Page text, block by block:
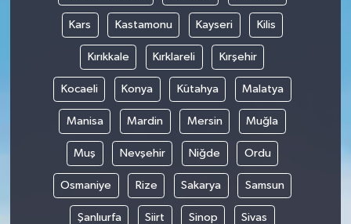
Kars Kastamonu Kayseri Kilis
Kırıkkale Kırklareli Kırşehir
Kocaeli Konya Kütahya Malatya
Manisa Mardin Mersin Muğla
Muş Nevşehir Niğde Ordu
Osmaniye Rize Sakarya Samsun
Şanlıurfa Siirt Sinop Sivas